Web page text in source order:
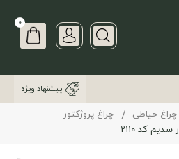
0
پیشنهاد ویژه
چراغ حیاطی
چراغ پروژکتور